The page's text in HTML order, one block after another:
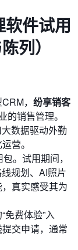
件试用
列）
， 纷享销客
销售管理。
数据驱动外勤
营。
。试用期间，
规划、AI照片
真实感受其为
免费体验”入
交申请，通常